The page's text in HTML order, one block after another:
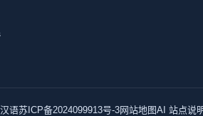
语苏ICP备2024099913号-3网站地图AI 站点说